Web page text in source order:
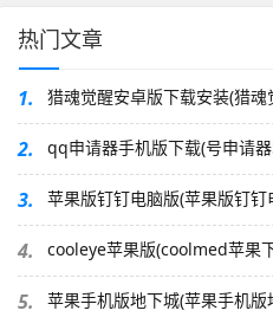
热门文章
1. 猎魂觉醒安卓版下载安装(猎
2. qq申请器手机版下载(号申请
3. 苹果版钉钉电脑版(苹果版钉钉
4. cooleye苹果版(coolmed苹果
5. 苹果手机版地下城(苹果手机